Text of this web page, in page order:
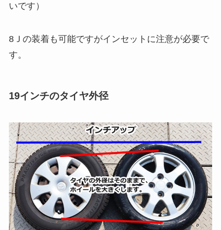
いです）
8Ｊの装着も可能ですがインセットに注意が必要で
す。
19インチのタイヤ外径